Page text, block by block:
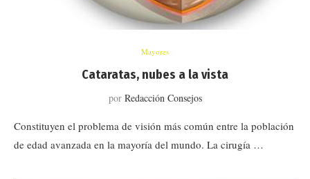
Mayores
Cataratas, nubes a la vista
por Redacción Consejos
Constituyen el problema de visión más común entre la población
de edad avanzada en la mayoría del mundo. La cirugía …